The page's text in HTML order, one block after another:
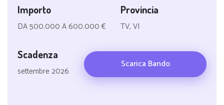
Importo
DA 500.000 A 600.000 €
Provincia
TV, VI
Scadenza
settembre 2026
Scarica Bando